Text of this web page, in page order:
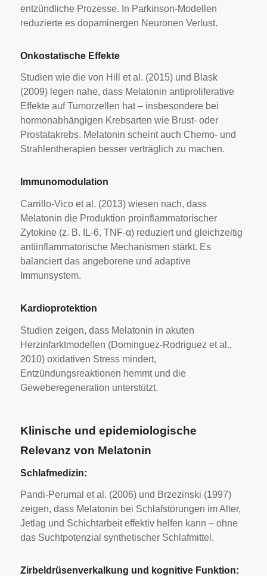
entzündliche Prozesse. In Parkinson-Modellen
reduzierte es dopaminergen Neuronen Verlust.
Onkostatische Effekte
Studien wie die von Hill et al. (2015) und Blask
(2009) legen nahe, dass Melatonin antiproliferative
Effekte auf Tumorzellen hat – insbesondere bei
hormonabhängigen Krebsarten wie Brust- oder
Prostatakrebs. Melatonin scheint auch Chemo- und
Strahlentherapien besser verträglich zu machen.
Immunomodulation
Carrillo-Vico et al. (2013) wiesen nach, dass
Melatonin die Produktion proinflammatorischer
Zytokine (z. B. IL-6, TNF-α) reduziert und gleichzeitig
antiinflammatorische Mechanismen stärkt. Es
balanciert das angeborene und adaptive
Immunsystem.
Kardioprotektion
Studien zeigen, dass Melatonin in akuten
Herzinfarktmodellen (Dominguez-Rodriguez et al.,
2010) oxidativen Stress mindert,
Entzündungsreaktionen hemmt und die
Geweberegeneration unterstützt.
Klinische und epidemiologische
Relevanz von Melatonin
Schlafmedizin:
Pandi-Perumal et al. (2006) und Brzezinski (1997)
zeigen, dass Melatonin bei Schlafstörungen im Alter,
Jetlag und Schichtarbeit effektiv helfen kann – ohne
das Suchtpotenzial synthetischer Schlafmittel.
Zirbeldrüsenverkalkung und kognitive Funktion: